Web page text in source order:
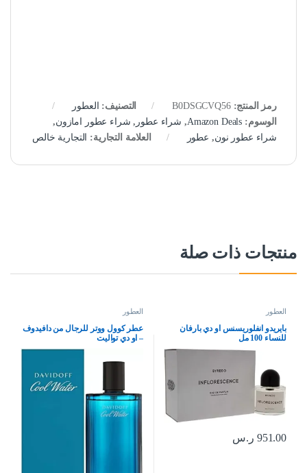
رمز المنتج:B0DSGCVQ56 التصنيف: العطور
الوسوم: Amazon Deals
, شراء عطور , شراء عطور امازون,
شراء عطور نون, عطور العلامة التجارية: التجارية خالص
منتجات ذات صلة
العطور
بايريدو انفلوريسنس او دي بارفان
للنساء 100 مل
951.00 ر.س
العطور
عطر كوول ووتر للرجال من دافيدوف
– او دي تواليت